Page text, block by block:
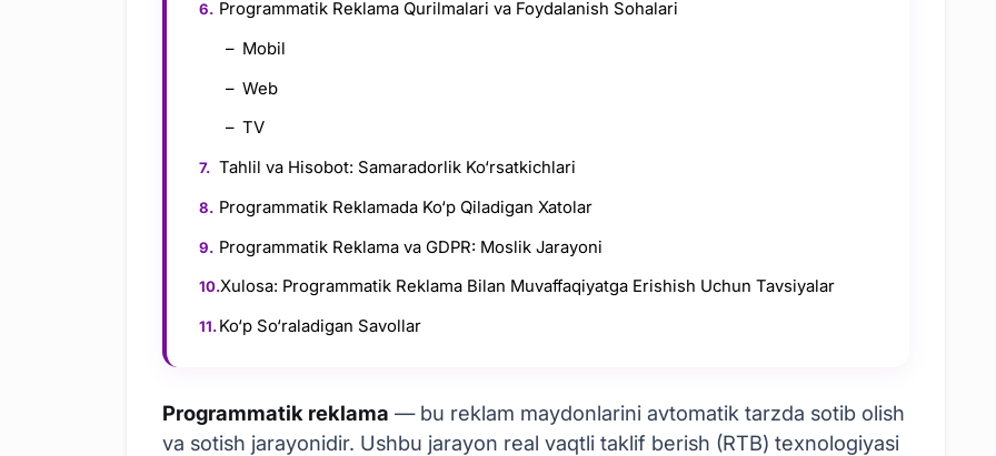
Programmatik Reklama Qurilmalari va Foydalanish Sohalari
Mobil
Web
TV
Tahlil va Hisobot: Samaradorlik Ko‘rsatkichlari
Programmatik Reklamada Ko‘p Qiladigan Xatolar
Programmatik Reklama va GDPR: Moslik Jarayoni
Xulosa: Programmatik Reklama Bilan Muvaffaqiyatga Erishish Uchun Tavsiyalar
Ko‘p So‘raladigan Savollar
Programmatik reklama — bu reklam maydonlarini avtomatik tarzda sotib olish
va sotish jarayonidir. Ushbu jarayon real vaqtli taklif berish (RTB) texnologiyasi